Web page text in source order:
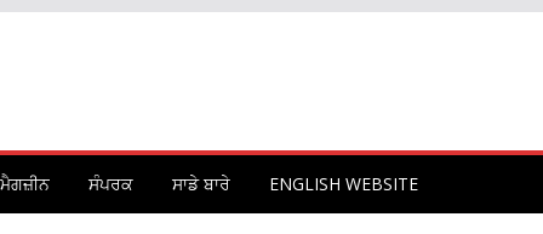
ਮੈਗਜ਼ੀਨ ਸੰਪਰਕ ਸਾਡੇ ਬਾਰੇ ENGLISH WEBSITE